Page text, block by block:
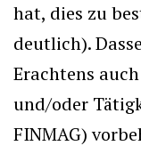
hat, dies zu
deutlich).
Erachtens
und/oder
FINMAG)